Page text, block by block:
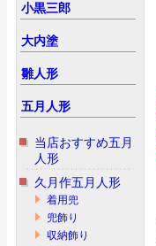
小黒三郎
大内塗
雛人形
五月人形
当店おすすめ五月
人形
久月作五月人形
着用兜
兜飾り
収納飾り